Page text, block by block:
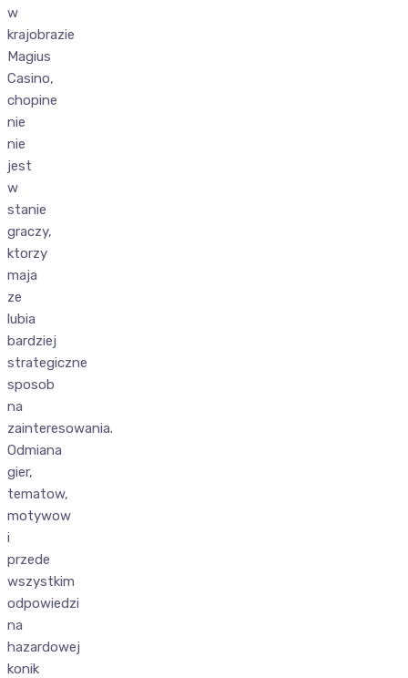
w
krajobrazie
Magius
Casino,
chopine
nie
nie
jest
w
stanie
graczy,
ktorzy
maja
ze
lubia
bardziej
strategiczne
sposob
na
zainteresowania.
Odmiana
gier,
tematow,
motywow
i
przede
wszystkim
odpowiedzi
na
hazardowej
konik